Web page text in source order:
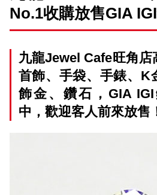
No.1收購放售GIA
九龍Jewel Cafe旺角
首飾、手袋、手錶、K
飾金、鑽石，GIA
中，歡迎客人前來放售